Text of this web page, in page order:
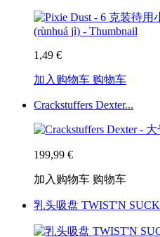
1,49 €
加入购物车 购物车
Crackstuffers Dexter...
199,99 €
加入购物车 购物车
乳头吸盘 TWIST'N SUCK